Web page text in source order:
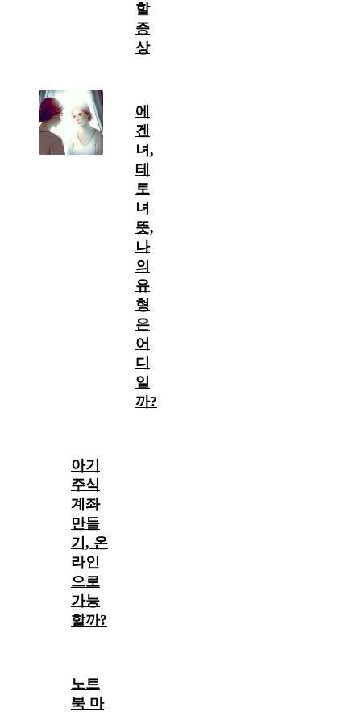
할
증
상
에
겐
녀,
테
토
녀
뜻,
나
의
유
형
은
어
디
일
까?
아기
주식
계좌
만들
기, 온
라인
으로
가능
할까?
노트
북 마